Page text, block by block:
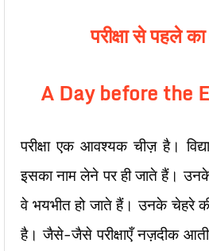
परीक्षा से पहले
A Day before the
परीक्षा एक आवश्यक चीज़ है।
इसका नाम लेने पर ही जाते हैं।
वे भयभीत हो जाते हैं। उनके चेहरे
है। जैसे-जैसे परीक्षाएँ नज़दीक आती